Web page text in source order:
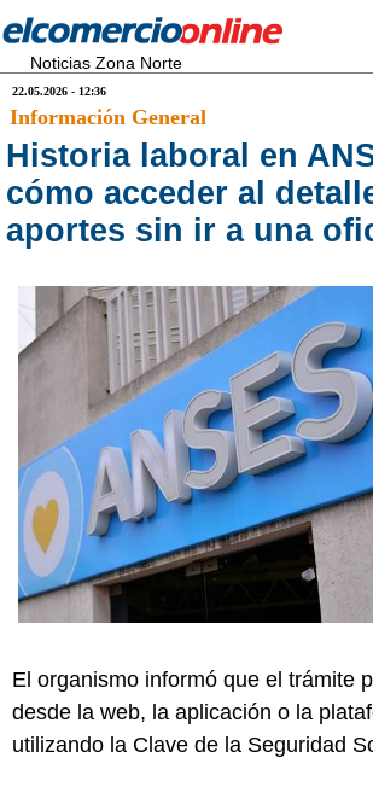
Noticias Zona Norte
22.05.2026 - 12:36
Información General
Historia laboral en
cómo acceder al
aportes sin ir a una
El organismo informó que el trámite
desde la web, la aplicación o la
utilizando la Clave de la Seguridad